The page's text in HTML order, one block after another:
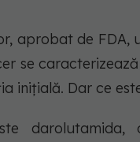
aprobat de
se
inițială. Dar ce